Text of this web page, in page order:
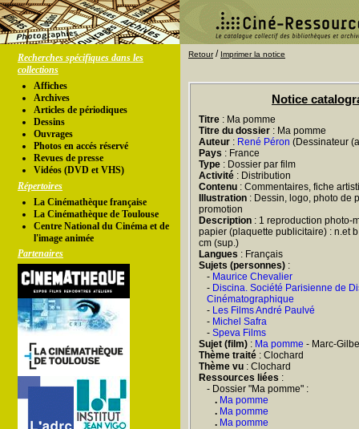
Recherches spécifiques dans les
collections
Affiches
Archives
Articles de périodiques
Dessins
Ouvrages
Photos en accés réservé
Revues de presse
Vidéos (DVD et VHS)
Répertoires
La Cinémathèque française
La Cinémathèque de Toulouse
Centre National du Cinéma et de
l'image animée
Partenaires
Retour/ Imprimer la notice
Notice
Titre : Ma pomme
Titre du dossier : Ma pomme
Auteur : René Péron (Dessinateur
Pays : France
Type : Dossier par film
Activité : Distribution
Contenu : Commentaires, fiche
Illustration : Dessin, logo, photo de
promotion
Description : 1 reproduction photo-
papier (plaquette publicitaire) : n.et
cm (sup.)
Langues : Français
Sujets (personnes) :
- Maurice Chevalier
- Discina. Société Parisienne de
Cinématographique
- Les Films André Paulvé
- Michel Safra
- Speva Films
Sujet (film) : Ma pomme - Marc-
Thème traité : Clochard
Thème vu : Clochard
Ressources liées :
- Dossier "Ma pomme" :
. Ma pomme
. Ma pomme
. Ma pomme